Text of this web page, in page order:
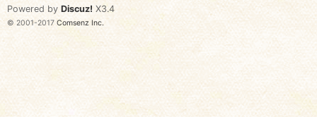
Powered by Discuz! X3.4
© 2001-2017 Comsenz Inc.